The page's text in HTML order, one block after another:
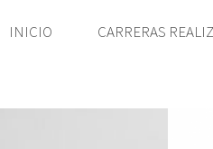
INICIO CARRERAS